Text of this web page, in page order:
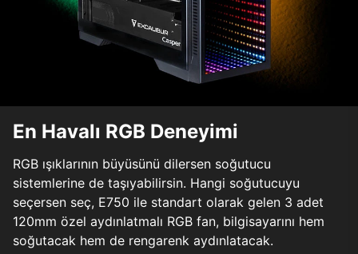
En Havalı RGB Deneyimi
RGB ışıklarının büyüsünü dilersen soğutucu
sistemlerine de taşıyabilirsin. Hangi soğutucuyu
seçersen seç, E750 ile standart olarak gelen 3 adet
120mm özel aydınlatmalı RGB fan, bilgisayarını hem
soğutacak hem de rengarenk aydınlatacak.